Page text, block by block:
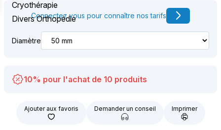
Cryothérapie
Divers Orthopédie
Connectez vous pour connaître nos tarifs
Diamètre
10% pour l'achat de 10 produits
Ajouter aux favoris Demander un conseil Imprimer